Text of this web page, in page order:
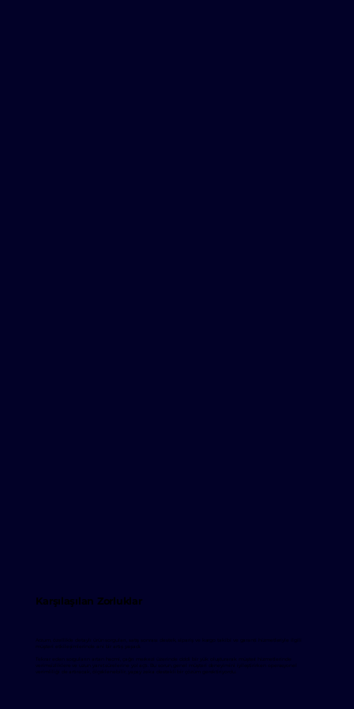
Karşılaşılan Zorluklar
Arzum, özellikle detaylı ürün sorguları, satış sonrası destek, sipariş ve kargo takibi ve garanti hizmetleriyle ilgili
müşteri etkileşimlerinde ani bir artış yaşadı.
Tekrar eden sorguların artan hacmi, çağrı merkezi üzerinde ciddi bir yük oluşturarak müşteri hizmetlerinde
verimsizliklere ve uzun yanıt sürelerine yol açtı. Bu sorun, genel müşteri deneyimini iyileştirirken operasyonel
verimliliği de artıracak, ölçeklenebilir, yapay zeka destekli bir çözüm gerektiriyordu.